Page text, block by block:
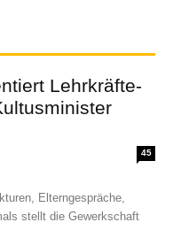
Lehrkräfte-
45
Elterngespräche,
stellt die Gewerkschaft